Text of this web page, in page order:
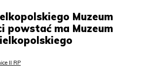
Muzeum
powstać ma Muzeum
II RP